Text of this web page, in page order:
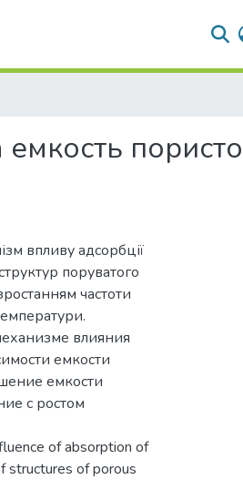
впливу адсорбції
поруватого
частоти
влияния
емкости
емкости
с ростом
of absorption of
structures of porous